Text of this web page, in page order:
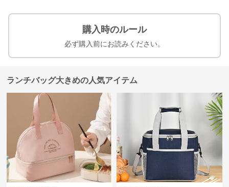
購入時のルール
必ず購入前にお読みください。
ランチバッグ大きめの人気アイテム